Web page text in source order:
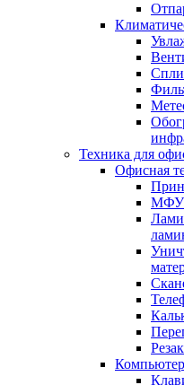
Техника для
Офисная
МФУ